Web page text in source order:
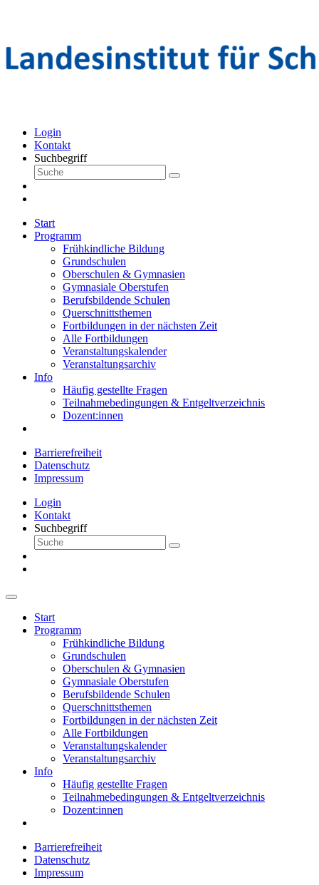
Login
Kontakt
Suchbegriff
Start
Programm
Frühkindliche Bildung
Grundschulen
Oberschulen & Gymnasien
Gymnasiale Oberstufen
Berufsbildende Schulen
Querschnittsthemen
Fortbildungen in der nächsten Zeit
Alle Fortbildungen
Veranstaltungskalender
Veranstaltungsarchiv
Info
Häufig gestellte Fragen
Teilnahmebedingungen & Entgeltverzeichnis
Dozent:innen
Barrierefreiheit
Datenschutz
Impressum
Login
Kontakt
Suchbegriff
Start
Programm
Frühkindliche Bildung
Grundschulen
Oberschulen & Gymnasien
Gymnasiale Oberstufen
Berufsbildende Schulen
Querschnittsthemen
Fortbildungen in der nächsten Zeit
Alle Fortbildungen
Veranstaltungskalender
Veranstaltungsarchiv
Info
Häufig gestellte Fragen
Teilnahmebedingungen & Entgeltverzeichnis
Dozent:innen
Barrierefreiheit
Datenschutz
Impressum